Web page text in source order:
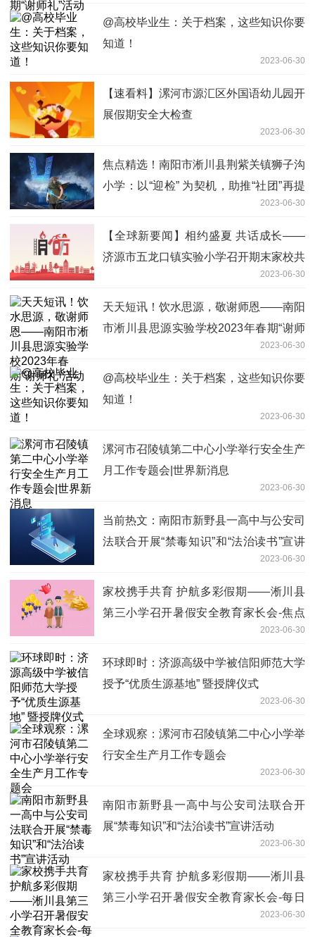
@高校毕业生：关于档案，这些知识你要
知道！
2023-06-30
【速看料】漯河市源汇区外国语幼儿园开
展假期安全大检查
2023-06-30
焦点精选！南阳市淅川县荆紫关镇狮子沟
小学：以“迎检” 为契机，助推“社团”再提
2023-06-30
【全球新要闻】相约盛夏 共话成长——
济源市五龙口镇实验小学召开期末家校共
2023-06-30
天天短讯！饮水思源，敬谢师恩——南阳
市淅川县思源实验学校2023年春期“谢师
2023-06-30
@高校毕业生：关于档案，这些知识你要
知道！
2023-06-30
漯河市召陵镇第二中心小学举行安全生产
月工作专题会|世界新消息
2023-06-30
当前热文：南阳市新野县一高中与公安司
法联合开展“禁毒知识”和“法治读书”宣讲
2023-06-30
家校携手共育 护航多彩假期——淅川县
第三小学召开暑假安全教育家长会-焦点
2023-06-30
环球即时：济源高级中学被信阳师范大学
授予“优质生源基地” 暨授牌仪式
2023-06-30
全球观察：漯河市召陵镇第二中心小学举
行安全生产月工作专题会
2023-06-30
南阳市新野县一高中与公安司法联合开
展“禁毒知识”和“法治读书”宣讲活动
2023-06-30
家校携手共育 护航多彩假期——淅川县
第三小学召开暑假安全教育家长会-每日
2023-06-30